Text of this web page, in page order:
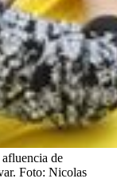
de
Foto: Nicolas